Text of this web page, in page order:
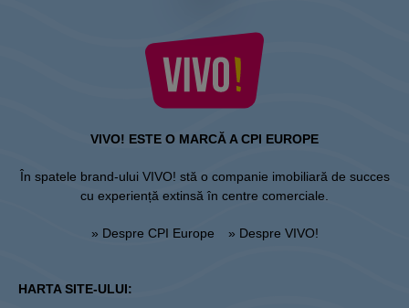
VIVO! ESTE O MARCĂ A CPI EUROPE
În spatele brand-ului VIVO! stă o companie imobiliară de succes
cu experiență extinsă în centre comerciale.
» Despre CPI Europe » Despre VIVO!
HARTA SITE-ULUI: